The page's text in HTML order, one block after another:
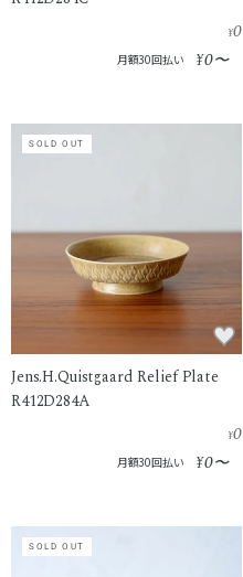
¥0
月額30回払い ¥0〜
SOLD OUT
Jens.H.Quistgaard Relief Plate
R412D284A
¥0
月額30回払い ¥0〜
SOLD OUT